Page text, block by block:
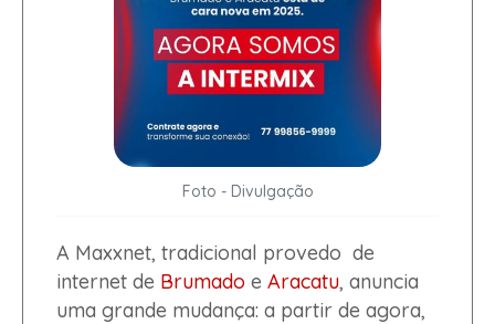
Foto - Divulgação
A Maxxnet, tradicional provedo de
internet de Brumado e Aracatu, anuncia
uma grande mudança: a partir de agora,